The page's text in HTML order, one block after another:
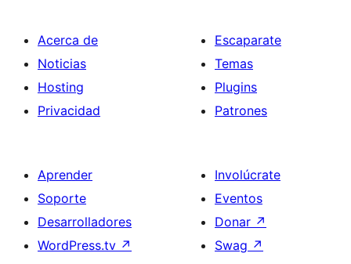
Acerca de
Noticias
Hosting
Privacidad
Escaparate
Temas
Plugins
Patrones
Aprender
Soporte
Desarrolladores
WordPress.tv ↗
Involúcrate
Eventos
Donar ↗
Swag ↗